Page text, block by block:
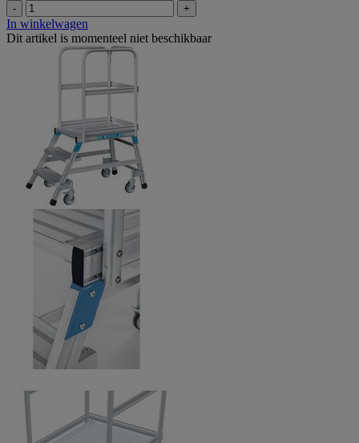
- +
In winkelwagen
Dit artikel is momenteel niet beschikbaar